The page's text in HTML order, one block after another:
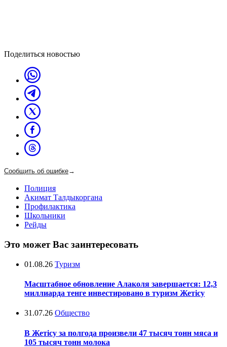
Поделиться новостью
Сообщить об ошибке→
Полиция
Акимат Талдыкоргана
Профилактика
Школьники
Рейды
Это может Вас заинтересовать
01.08.26 Туризм
Масштабное обновление Алаколя завершается: 12,3
миллиарда тенге инвестировано в туризм Жетісу
31.07.26 Общество
В Жетісу за полгода произвели 47 тысяч тонн мяса и
105 тысяч тонн молока